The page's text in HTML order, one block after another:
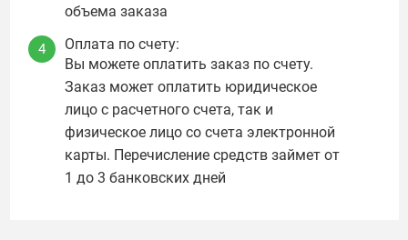
объема заказа
4
Оплата по счету:
Вы можете оплатить заказ по счету.
Заказ может оплатить юридическое
лицо с расчетного счета, так и
физическое лицо со счета электронной
карты. Перечисление средств займет от
1 до 3 банковских дней